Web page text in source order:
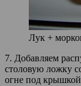
Лук +
7. Добавляем
столовую ложку
огне под